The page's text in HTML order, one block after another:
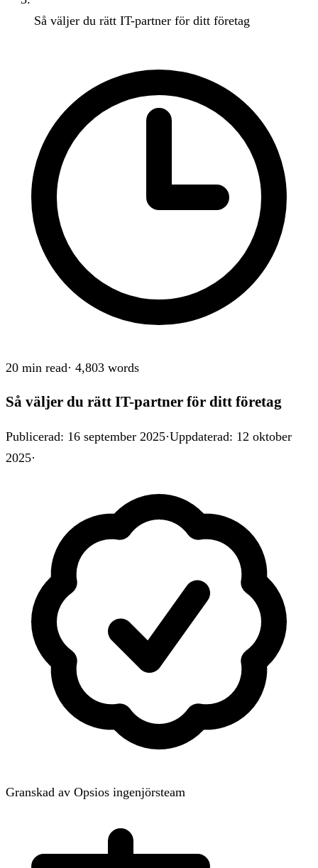
Så väljer du rätt IT-partner för ditt företag
20 min read· 4,803 words
Så väljer du rätt IT-partner för ditt företag
Publicerad: 16 september 2025·Uppdaterad: 12 oktober
2025·
Granskad av Opsios ingenjörsteam